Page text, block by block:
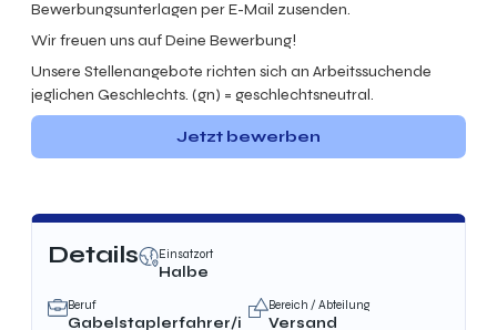
Bewerbungsunterlagen per E-Mail zusenden.
Wir freuen uns auf Deine Bewerbung!
Unsere Stellenangebote richten sich an Arbeitssuchende
jeglichen Geschlechts. (gn) = geschlechtsneutral.
Jetzt bewerben
Details Einsatzort
Halbe
Beruf
Gabelstaplerfahrer/i
Bereich / Abteilung
Versand